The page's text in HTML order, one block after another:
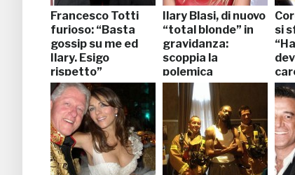
Francesco Totti
furioso: “Basta
gossip su me ed
Ilary. Esigo
rispetto”
Ilary Blasi, di nuovo
“total blonde” in
gravidanza:
scoppia la
polemica
si